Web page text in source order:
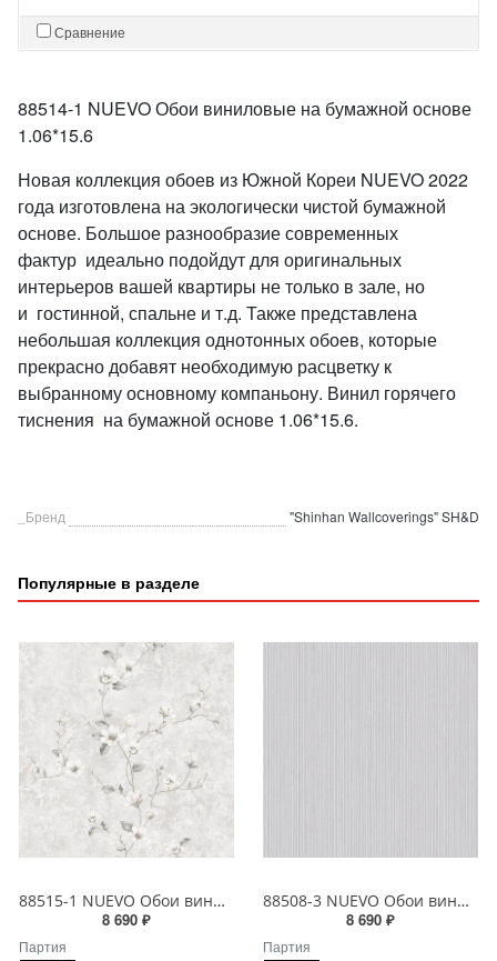
Сравнение
88514-1 NUEVO Обои виниловые на бумажной основе
1.06*15.6
Новая коллекция обоев из Южной Кореи NUEVO 2022
года изготовлена на экологически чистой бумажной
основе. Большое разнообразие современных
фактур идеально подойдут для оригинальных
интерьеров вашей квартиры не только в зале, но
и гостинной, спальне и т.д. Также представлена
небольшая коллекция однотонных обоев, которые
прекрасно добавят необходимую расцветку к
выбранному основному компаньону. Винил горячего
тиснения на бумажной основе 1.06*15.6.
_Бренд "Shinhan Wallcoverings" SH&D
Популярные в разделе
88515-1 NUEVO Обои виниловые на бумажной основе 1.06*15.6
8 690 ₽
Партия
88508-3 NUEVO Обои виниловые на бумажной основе 1.06*15.6
8 690 ₽
Партия